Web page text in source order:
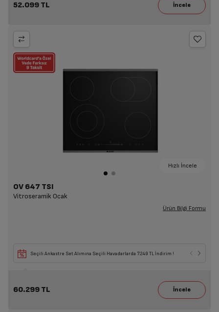
52.099 TL
Hızlı İncele
OV 647 TSI
Vitroseramik Ocak
Ürün Bilgi Formu
Seçili Ankastre Set Alımına Seçili Havadarlarda 7.249 TL İndirim !
60.299 TL